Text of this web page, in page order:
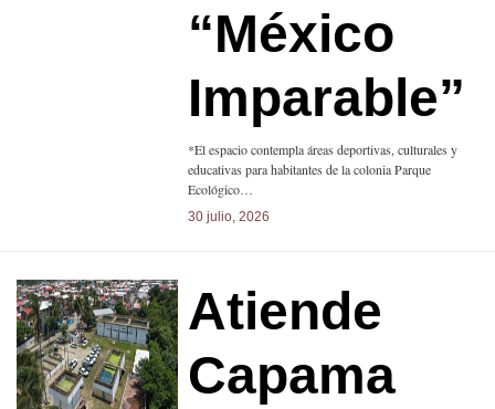
“México
Imparable”
*El espacio contempla áreas deportivas, culturales y
educativas para habitantes de la colonia Parque
Ecológico…
30 julio, 2026
Atiende
Capama